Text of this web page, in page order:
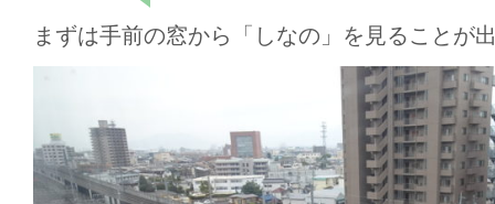
まずは手前の窓から「しなの」を見ることが